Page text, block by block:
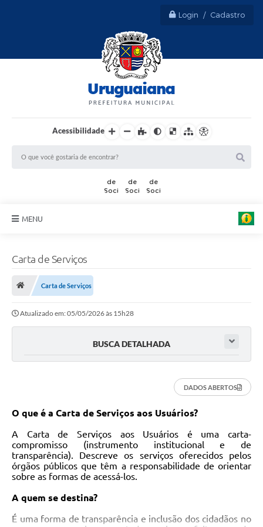
Login / Cadastro
Acessibilidade
MENU
Ouvidorias
Carta de Serviços
Transparência
Prefeito Municipal
Vice-Prefeito Municipal
Requerimento geral
Sala do Empreendedor
Conselhos Municipais
Arquivo Histórico
Carta de Serviços
Carta de Serviços
Atualizado em: 05/05/2026 às 15h28
BUSCA DETALHADA
DADOS ABERTOS
O que é a Carta de Serviços aos Usuários?
A Carta de Serviços aos Usuários é uma carta-
compromisso (instrumento institucional e de
transparência). Descreve os serviços oferecidos pelos
órgãos públicos que têm a responsabilidade de orientar
sobre as formas de acessá-los.
A quem se destina?
É uma forma de transparência e inclusão dos cidadãos no